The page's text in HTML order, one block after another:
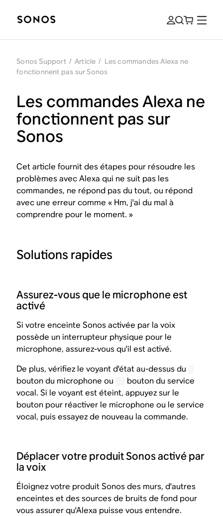
Sonos Support / Article / Les commandes Alexa ne
fonctionnent pas sur Sonos
Les commandes Alexa ne
fonctionnent pas sur
Sonos
Cet article fournit des étapes pour résoudre les
problèmes avec Alexa qui ne suit pas les
commandes, ne répond pas du tout, ou répond
avec une erreur comme « Hm, j'ai du mal à
comprendre pour le moment. »
Solutions rapides
Assurez-vous que le microphone est
activé
Si votre enceinte Sonos activée par la voix
possède un interrupteur physique pour le
microphone, assurez-vous qu'il est activé.
De plus, vérifiez le voyant d'état au-dessus du
bouton du microphone ou
bouton du service
vocal. Si le voyant est éteint, appuyez sur le
bouton pour réactiver le microphone ou le service
vocal, puis essayez de nouveau la commande.
Déplacer votre produit Sonos activé par
la voix
Éloignez votre produit Sonos des murs, d'autres
enceintes et des sources de bruits de fond pour
vous assurer qu'Alexa puisse vous entendre.